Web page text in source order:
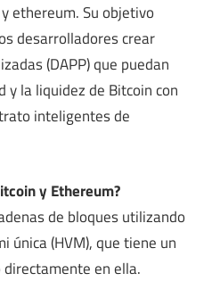
ethereum. Su objetivo
desarrolladores crear
(DAPP) que puedan
y la liquidez de Bitcoin con
inteligentes de
y Ethereum?
de bloques utilizando
única (HVM), que tiene un
en ella.